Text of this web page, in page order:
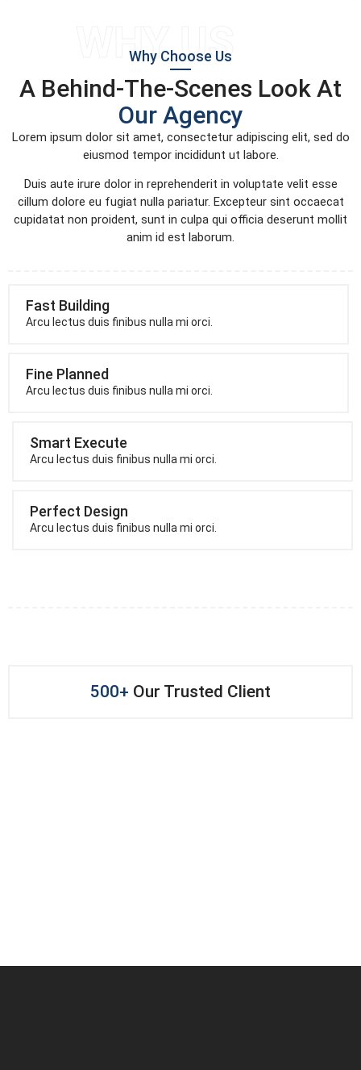
WHY US
Why Choose Us
A Behind-The-Scenes Look At
Our Agency
Lorem ipsum dolor sit amet, consectetur adipiscing elit, sed do
eiusmod tempor incididunt ut labore.
Duis aute irure dolor in reprehenderit in voluptate velit esse
cillum dolore eu fugiat nulla pariatur. Excepteur sint occaecat
cupidatat non proident, sunt in culpa qui officia deserunt mollit
anim id est laborum.
Fast Building
Arcu lectus duis finibus nulla mi orci.
Fine Planned
Arcu lectus duis finibus nulla mi orci.
Smart Execute
Arcu lectus duis finibus nulla mi orci.
Perfect Design
Arcu lectus duis finibus nulla mi orci.
500+ Our Trusted Client